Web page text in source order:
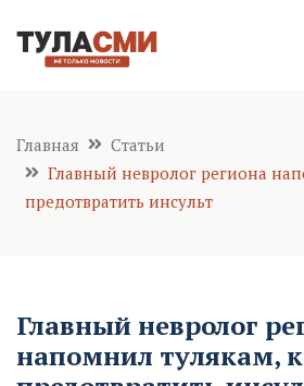
Главная
Статьи
Главный невролог региона
предотвратить инсульт
Главный невролог
напомнил тулякам,